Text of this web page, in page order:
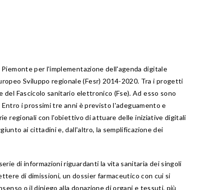
per l'implementazione dell'agenda digitale
Sviluppo regionale (Fesr) 2014-2020. Tra i progetti
Fascicolo sanitario elettronico (Fse). Ad esso sono
i prossimi tre anni è previsto l'adeguamento e
regionali con l'obiettivo di attuare delle iniziative digitali
ai cittadini e, dall'altro, la semplificazione dei
di informazioni riguardanti la vita sanitaria dei singoli
di dimissioni, un dossier farmaceutico con cui si
o il diniego alla donazione di organi e tessuti, più